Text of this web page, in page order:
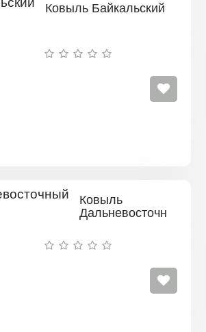
Ковыль Байкальский
Ковыль
Дальневосточный